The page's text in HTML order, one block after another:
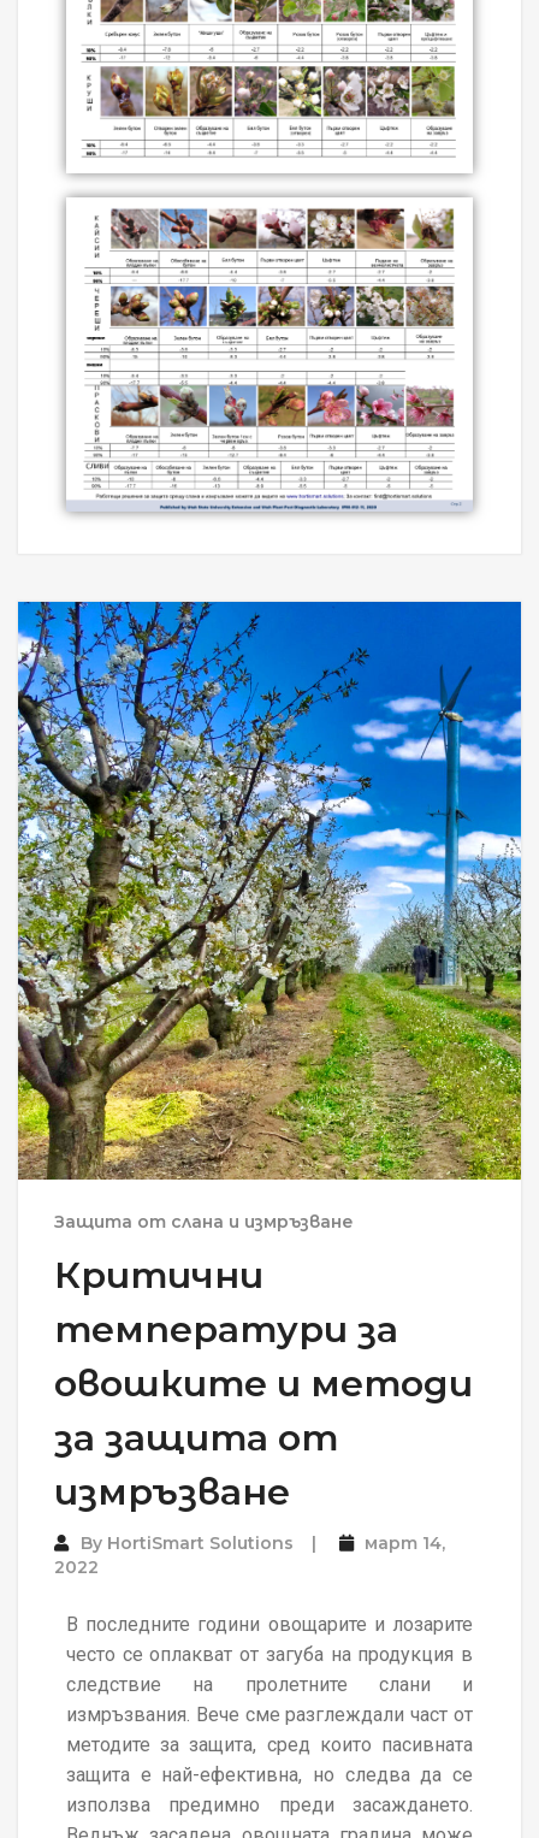
Защита от слана и измръзване
Критични
температури за
овошките и методи
за защита от
измръзване
By HortiSmart Solutions
март 14,
2022
В последните години овощарите и лозарите
често се оплакват от загуба на продукция в
следствие на пролетните слани и
измръзвания. Вече сме разглеждали част от
методите за защита, сред които пасивната
защита е най-ефективна, но следва да се
използва предимно преди засаждането.